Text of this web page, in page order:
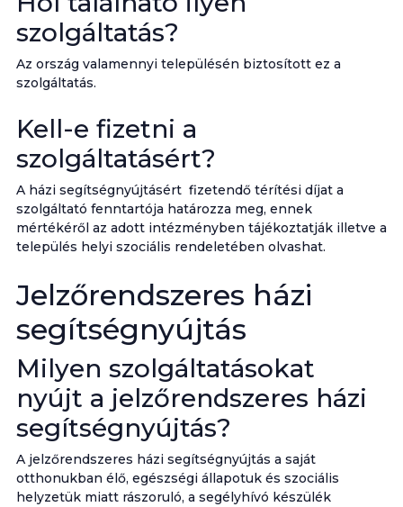
szolgáltatás?
Az ország valamennyi településén biztosított ez a
szolgáltatás.
Kell-e fizetni a
szolgáltatásért?
A házi segítségnyújtásért fizetendő térítési díjat a
szolgáltató fenntartója határozza meg, ennek
mértékéről az adott intézményben tájékoztatják illetve a
település helyi szociális rendeletében olvashat.
Jelzőrendszeres házi
segítségnyújtás
Milyen szolgáltatásokat
nyújt a jelzőrendszeres házi
segítségnyújtás?
A jelzőrendszeres házi segítségnyújtás a saját
otthonukban élő, egészségi állapotuk és szociális
helyzetük miatt rászoruló, a segélyhívó készülék